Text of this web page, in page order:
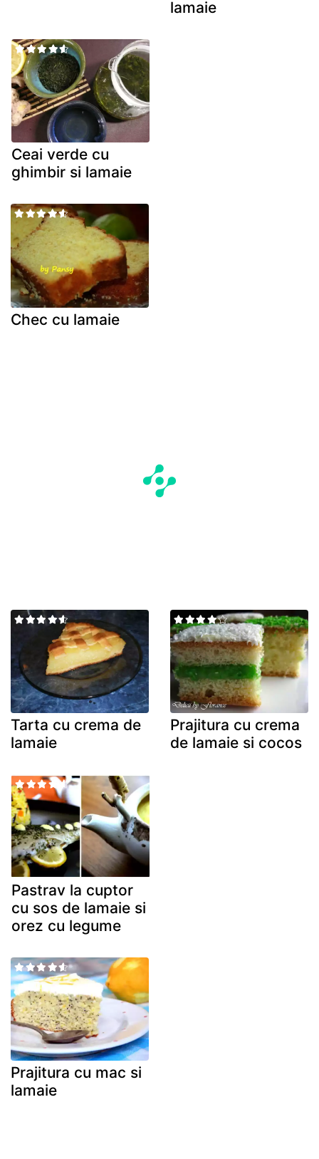
lamaie
Ceai verde cu
ghimbir si lamaie
Chec cu lamaie
Tarta cu crema de
lamaie
Prajitura cu crema
de lamaie si cocos
Pastrav la cuptor
cu sos de lamaie si
orez cu legume
Prajitura cu mac si
lamaie